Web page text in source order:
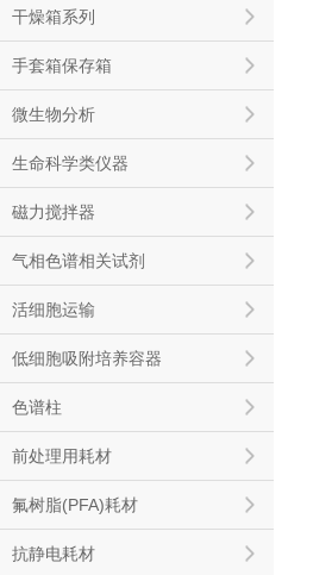
干燥箱系列
手套箱保存箱
微生物分析
生命科学类仪器
磁力搅拌器
气相色谱相关试剂
活细胞运输
低细胞吸附培养容器
色谱柱
前处理用耗材
氟树脂(PFA)耗材
抗静电耗材